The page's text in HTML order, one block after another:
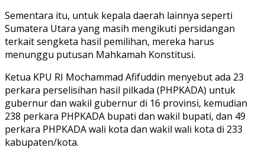
Sementara itu, untuk kepala daerah lainnya seperti
Sumatera Utara yang masih mengikuti persidangan
terkait sengketa hasil pemilihan, mereka harus
menunggu putusan Mahkamah Konstitusi.
Ketua KPU RI Mochammad Afifuddin menyebut ada 23
perkara perselisihan hasil pilkada (PHPKADA) untuk
gubernur dan wakil gubernur di 16 provinsi, kemudian
238 perkara PHPKADA bupati dan wakil bupati, dan 49
perkara PHPKADA wali kota dan wakil wali kota di 233
kabupaten/kota.